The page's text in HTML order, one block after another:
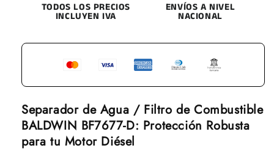
TODOS LOS PRECIOS
INCLUYEN IVA
ENVÍOS A NIVEL
NACIONAL
Separador de Agua / Filtro de Combustible
BALDWIN BF7677-D: Protección Robusta
para tu Motor Diésel